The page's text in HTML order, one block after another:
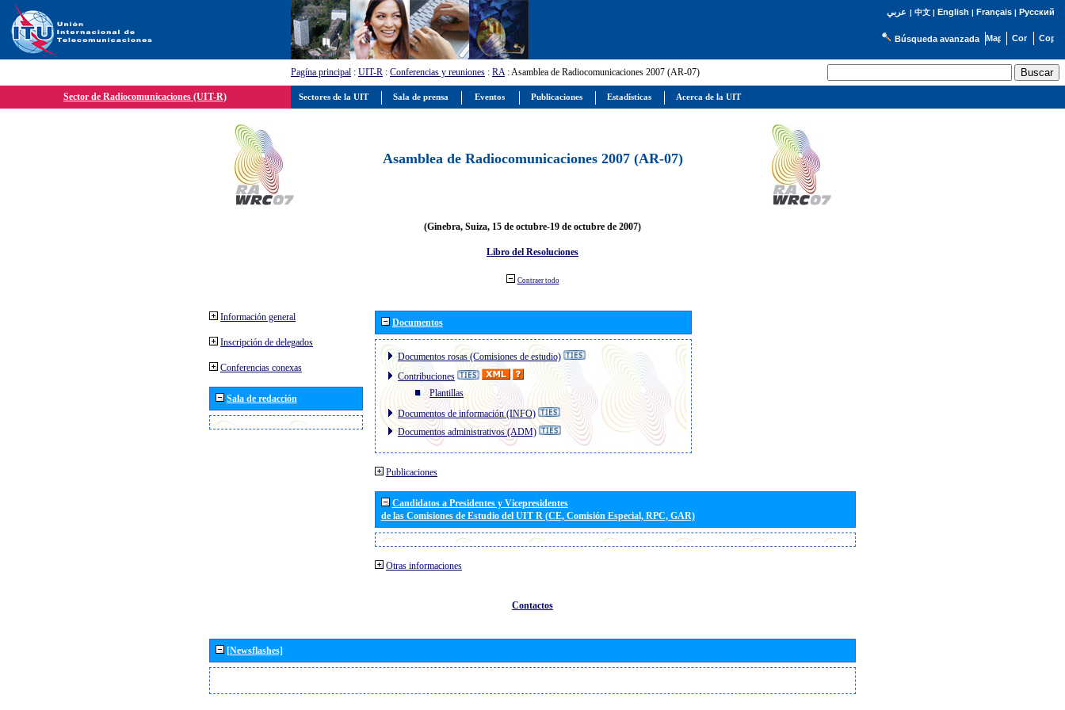
عربي | 中文| English | Français| Русский
Búsqueda avanzada
Pagína principal : UIT-R : Conferencias y reuniones : RA: Asamblea de Radiocomunicaciones 2007 (AR-07)
Sector de Radiocomunicaciones (UIT-R)
Asamblea de Radiocomunicaciones 2007 (AR-07)
(Ginebra, Suiza, 15 de octubre-19 de octubre de 2007)
Libro del Resoluciones
Contraer todo
Información general
Inscripción de delegados
Conferencias conexas
Sala de redacción
Documentos
Documentos rosas (Comisiones de estudio)
Contribuciones
Plantillas
Documentos de información (INFO)
Documentos administrativos (ADM)
Publicaciones
Candidatos a Presidentes y Vicepresidentes
de las Comisiones de Estudio del UIT R (CE, Comisión Especial, RPC, GAR)
Otras informaciones
Contactos
[Newsflashes]
Sectores de la UIT Sala de prensa Eventos Publicaciones Estadísticas Acerca de la UIT